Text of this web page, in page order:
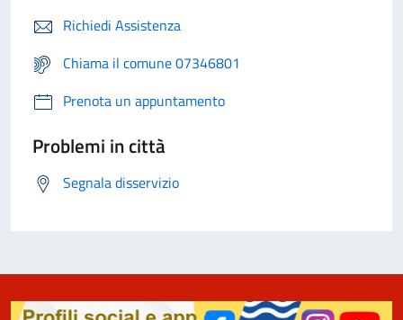
Richiedi Assistenza
Chiama il comune 07346801
Prenota un appuntamento
Problemi in città
Segnala disservizio